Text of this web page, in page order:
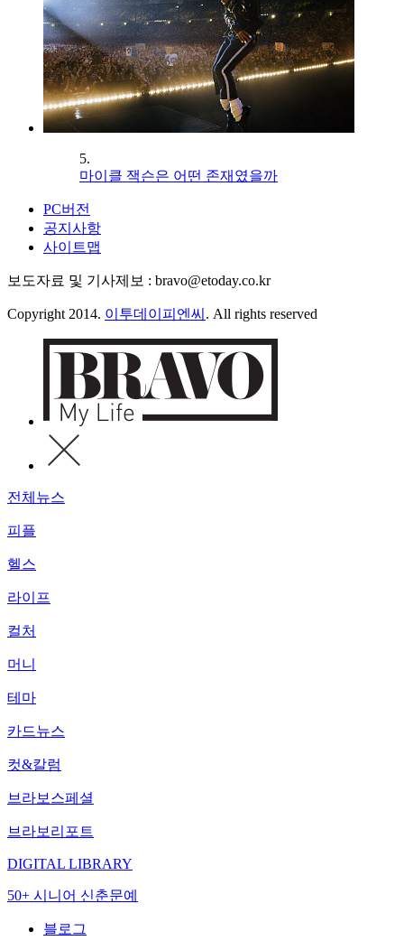
5.
마이클 잭슨은 어떤 존재였을까
PC버전
공지사항
사이트맵
보도자료 및 기사제보 : bravo@etoday.co.kr
Copyright 2014. 이투데이피엔씨 . All rights reserved
전체뉴스
피플
헬스
라이프
컬처
머니
테마
카드뉴스
컷&칼럼
브라보스페셜
브라보리포트
DIGITAL LIBRARY
50+ 시니어 신춘문예
블로그